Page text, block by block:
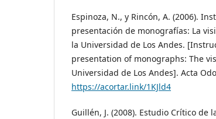
Espinoza, N., y Rincón, A. (2006).
presentación de monografías: La
la Universidad de Los Andes.
presentation of monographs: The
Universidad de Los Andes]. Acta
https://acortar.link/1KJld4
Guillén, J. (2008). Estudio Crítico de